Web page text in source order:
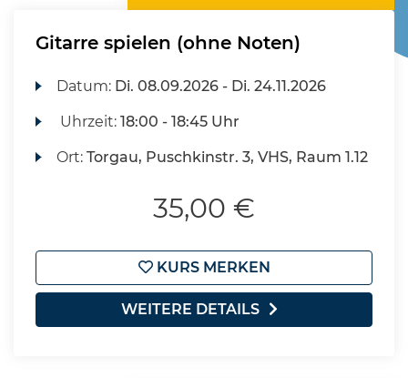
Gitarre spielen (ohne Noten)
Datum: Di. 08.09.2026 - Di. 24.11.2026
Uhrzeit:18:00 - 18:45 Uhr
Ort:Torgau, Puschkinstr. 3, VHS, Raum 1.12
35,00 €
KURS MERKEN
WEITERE DETAILS